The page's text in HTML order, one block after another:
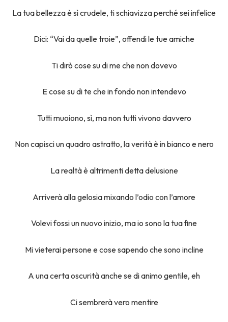
La tua bellezza è sì crudele, ti schiavizza perché sei infelice
Dici: “Vai da quelle troie”, offendi le tue amiche
Ti dirò cose su di me che non dovevo
E cose su di te che in fondo non intendevo
Tutti muoiono, sì, ma non tutti vivono davvero
Non capisci un quadro astratto, la verità è in bianco e nero
La realtà è altrimenti detta delusione
Arriverà alla gelosia mixando l’odio con l’amore
Volevi fossi un nuovo inizio, ma io sono la tua fine
Mi vieterai persone e cose sapendo che sono incline
A una certa oscurità anche se di animo gentile, eh
Ci sembrerà vero mentire